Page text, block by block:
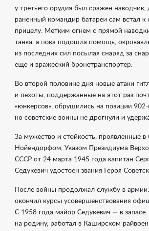
у третьего орудия был сражен
раненный командир батареи сам встал к
прицелу. Метким огнем с прямой
танка, а пока подошла помощь,
из последних сил посылая снаряд за
еще и вражеский бронетранспортер.
Во второй половине дня новые атаки
и пехоты, поддержанные на этот раз
«юнкерсов», обрушились на позиции 902-
но советские воины не дрогнули и
За мужество и стойкость, проявленные
Нойендорфом, Указом Президиума
СССР от 24 марта 1945 года капитан
Седукевич удостоен звания Героя
После войны продолжал службу в
окончил курсы усовершенствования
С 1958 года майор Седукевич — в запасе.
на родину, работал в Каширском